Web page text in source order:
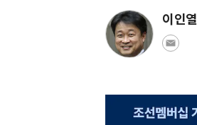
이인